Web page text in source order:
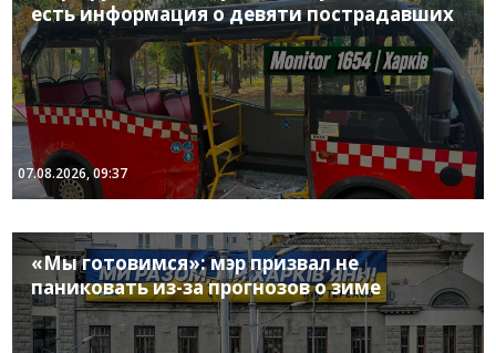
есть информация о девяти пострадавших
07.08.2026, 09:37
«Мы готовимся»: мэр призвал не
паниковать из-за прогнозов о зиме